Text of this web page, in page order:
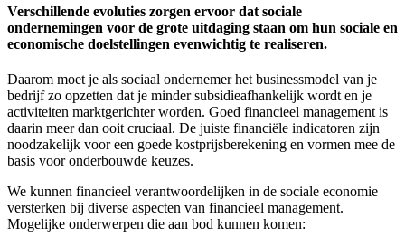
Verschillende evoluties zorgen ervoor dat sociale
ondernemingen voor de grote uitdaging staan om hun sociale en
economische doelstellingen evenwichtig te realiseren.
Daarom moet je als sociaal ondernemer het businessmodel van je
bedrijf zo opzetten dat je minder subsidieafhankelijk wordt en je
activiteiten marktgerichter worden. Goed financieel management is
daarin meer dan ooit cruciaal. De juiste financiële indicatoren zijn
noodzakelijk voor een goede kostprijsberekening en vormen mee de
basis voor onderbouwde keuzes.
We kunnen financieel verantwoordelijken in de sociale economie
versterken bij diverse aspecten van financieel management.
Mogelijke onderwerpen die aan bod kunnen komen: